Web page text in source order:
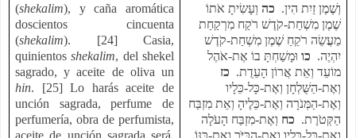
(shekalim), y caña aromática
doscientos cincuenta
(shekalim). [24] Casia,
quinientosshekalim, del shekel
sagrado, y aceite de oliva un
hin. [25] Lo harás aceite de
unción sagrada, perfume de
perfumería, obra de perfumista,
aceite de unción sagrada será.
וְשֶׁמֶן זַיִת הִין. כה וְעָשִׂיתָ אֹתוֹ
שֶׁמֶן מִשְׁחַת-קֹדֶשׁ רֹקַח מִרְקַחַת
מַעֲשֵׂה רֹקֵחַ שֶׁמֶן מִשְׁחַת-קֹדֶשׁ
יִהְיֶה. כו וּמָשַׁחְתָּ בוֹ אֶת-אֹהֶל
מוֹעֵד וְאֵת אֲרוֹן הָעֵדֻת. כז
וְאֶת-הַשֻּׁלְחָן וְאֶת-כָּל-כֵּלָיו
וְאֶת-הַמְּנֹרָה וְאֶת-כֵּלֶיהָ וְאֵת מִזְבַּח
הַקְּטֹרֶת. כח וְאֶת-מִזְבַּח הָעֹלָה
וְאֶת-כָּל-כֵּלָיו וְאֶת-הַכִּיֹּר וְאֶת-כַּנּוֹ.